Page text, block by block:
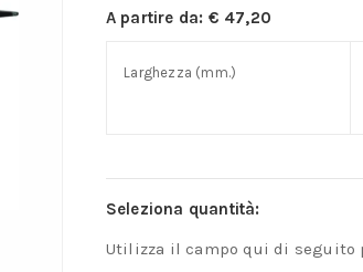
A partire da: € 47,20
Larghezza (mm.)
Seleziona quantità:
Utilizza il campo qui di seguito